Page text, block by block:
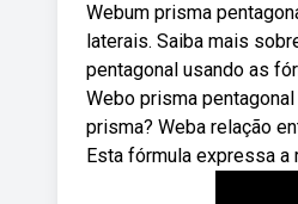
Webum prisma
laterais. Saiba mais
pentagonal usando as
Webo prisma
prisma? Weba relação
Esta fórmula expressa a